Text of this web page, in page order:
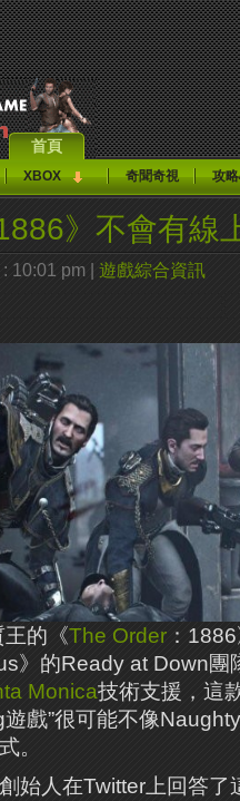
首頁
XBOX 奇聞奇視 攻
》不會有線
10:01 pm | 遊戲綜合資訊
的《The Order ：
》的Ready at Down團
Monica技術支援，這
戲”很可能不像
。
始人在Twitter上回答了